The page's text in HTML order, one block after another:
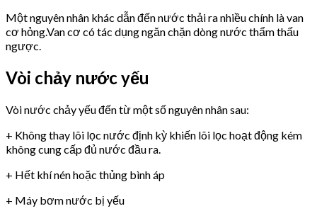
Một nguyên nhân khác dẫn đến nước thải ra nhiều chính là van
cơ hỏng.Van cơ có tác dụng ngăn chặn dòng nước thẩm thấu
ngược.
Vòi chảy nước yếu
Vòi nước chảy yếu đến từ một số nguyên nhân sau:
+ Không thay lõi lọc nước định kỳ khiến lõi lọc hoạt động kém
không cung cấp đủ nước đầu ra.
+ Hết khí nén hoặc thủng bình áp
+ Máy bơm nước bị yếu